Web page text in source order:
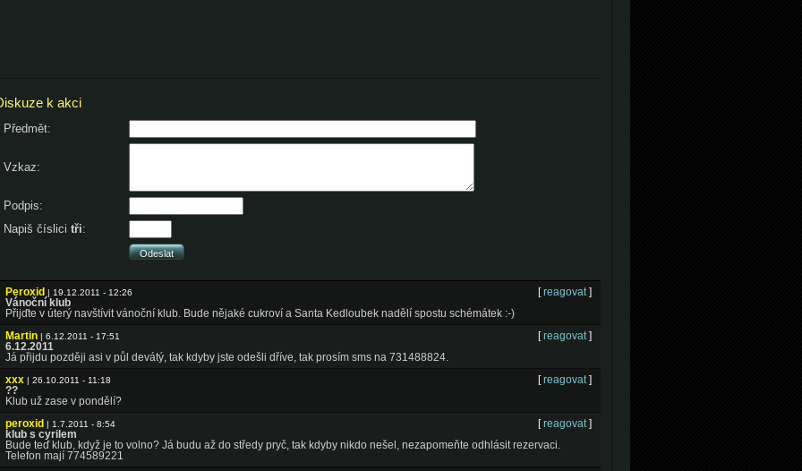
k akci
Předmět:
Vzkaz:
Podpis:
Napiš číslici tři:
[reagovat ]
Peroxid | 19.12.2011 - 12:26
Vánoční klub
Přijďte v úterý navštívit vánoční klub. Bude nějaké cukroví a Santa Kedloubek nadělí spostu schémátek :-)
[reagovat ]
Martin | 6.12.2011 - 17:51
6.12.2011
Já přijdu později asi v půl devátý, tak kdyby jste odešli dříve, tak prosím sms na 731488824.
[reagovat ]
xxx | 26.10.2011 - 11:18
??
Klub už zase v pondělí?
[reagovat ]
peroxid | 1.7.2011 - 8:54
klub s cyrilem
Bude teď klub, když je to volno? Já budu až do středy pryč, tak kdyby nikdo nešel, nezapomeňte odhlásit rezervaci.
Telefon mají 774589221